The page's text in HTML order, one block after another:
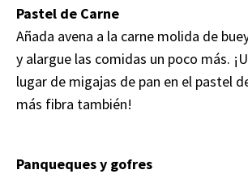
Pastel de Carne
Añada avena a la carne molida de
y alargue las comidas un poco más.
lugar de migajas de pan en el pastel
más fibra también!
Panqueques y gofres